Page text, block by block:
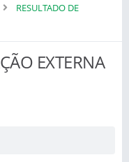
RESULTADO DE
EXTERNA